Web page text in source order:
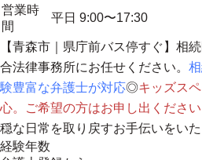
営業時
間
平日 9:00〜17:30
【青森市｜県庁前バス停すぐ】相
合法律事務所にお任せください。
験豊富な弁護士が対応◎キッズス
心。ご希望の方はお申し出ください
穏な日常を取り戻すお手伝いをいた
経験年数